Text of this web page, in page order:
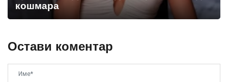
кошмара
Остави коментар